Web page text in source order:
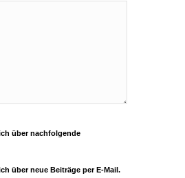
über nachfolgende
über neue Beiträge per E-Mail.